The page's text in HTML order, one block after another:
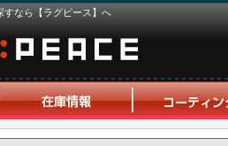
すなら【ラグピース】へ